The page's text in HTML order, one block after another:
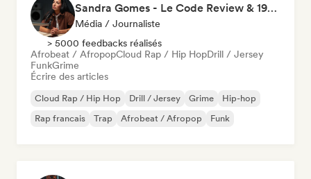
Sandra Gomes - Le Code Review & 1993initiales
Média / Journaliste
> 5000 feedbacks réalisés
Afrobeat / AfropopCloud Rap / Hip HopDrill / Jersey
FunkGrime
Écrire des articles
Cloud Rap / Hip Hop Drill / Jersey Grime
Hip-hop
Rap francais
Trap Afrobeat / Afropop Funk